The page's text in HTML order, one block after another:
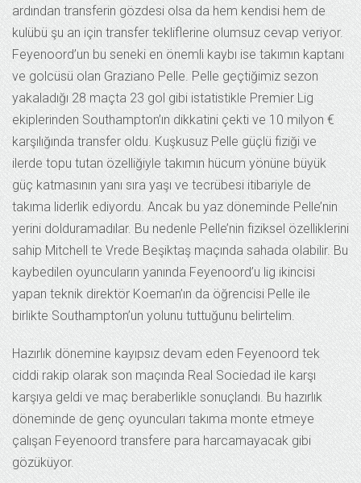
ardından transferin gözdesi olsa da hem kendisi hem de
kulübü şu an için transfer tekliflerine olumsuz cevap veriyor.
Feyenoord’un bu seneki en önemli kaybı ise takımın kaptanı
ve golcüsü olan Graziano Pelle. Pelle geçtiğimiz sezon
yakaladığı 28 maçta 23 gol gibi istatistikle Premier Lig
ekiplerinden Southampton’ın dikkatini çekti ve 10 milyon €
karşılığında transfer oldu. Kuşkusuz Pelle güçlü fiziği ve
ilerde topu tutan özelliğiyle takımın hücum yönüne büyük
güç katmasının yanı sıra yaşı ve tecrübesi itibariyle de
takıma liderlik ediyordu. Ancak bu yaz döneminde Pelle’nin
yerini dolduramadılar. Bu nedenle Pelle’nin fiziksel özelliklerini
sahip Mitchell te Vrede Beşiktaş maçında sahada olabilir. Bu
kaybedilen oyuncuların yanında Feyenoord’u lig ikincisi
yapan teknik direktör Koeman’ın da öğrencisi Pelle ile
birlikte Southampton’un yolunu tuttuğunu belirtelim.
Hazırlık dönemine kayıpsız devam eden Feyenoord tek
ciddi rakip olarak son maçında Real Sociedad ile karşı
karşıya geldi ve maç beraberlikle sonuçlandı. Bu hazırlık
döneminde de genç oyuncuları takıma monte etmeye
çalışan Feyenoord transfere para harcamayacak gibi
gözüküyor.